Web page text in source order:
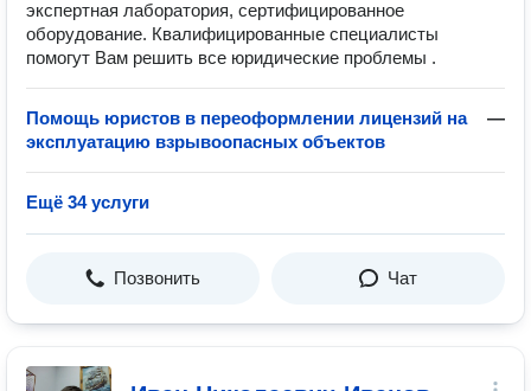
экспертная лаборатория, сертифицированное
оборудование. Квалифицированные специалисты
помогут Вам решить все юридические проблемы .
Помощь юристов в переоформлении лицензий на
эксплуатацию взрывоопасных объектов
—
Ещё 34 услуги
Позвонить Чат